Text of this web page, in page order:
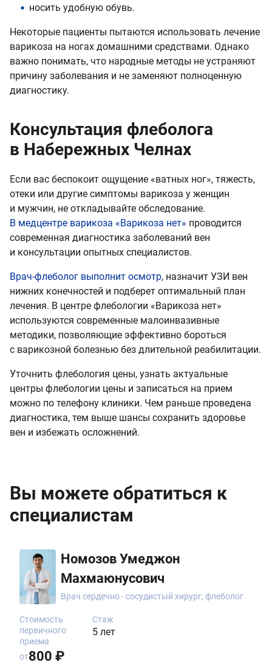
носить удобную обувь.
Некоторые пациенты пытаются использовать лечение
варикоза на ногах домашними средствами. Однако
важно понимать, что народные методы не устраняют
причину заболевания и не заменяют полноценную
диагностику.
Консультация флеболога
в Набережных Челнах
Если вас беспокоит ощущение «ватных ног», тяжесть,
отеки или другие симптомы варикоза у женщин
и мужчин, не откладывайте обследование.
В медцентре варикоза «Варикоза нет» проводится
современная диагностика заболеваний вен
и консультации опытных специалистов.
Врач-флеболог выполнит осмотр, назначит УЗИ вен
нижних конечностей и подберет оптимальный план
лечения. В центре флебологии «Варикоза нет»
используются современные малоинвазивные
методики, позволяющие эффективно бороться
с варикозной болезнью без длительной реабилитации.
Уточнить флебология цены, узнать актуальные
центры флебологии цены и записаться на прием
можно по телефону клиники. Чем раньше проведена
диагностика, тем выше шансы сохранить здоровье
вен и избежать осложнений.
Вы можете обратиться к
специалистам
Номозов Умеджон
Махмаюнусович
Врач сердечно - сосудистый хирург, флеболог
Стаж
5 лет
Стоимость
первичного
приема
от800 ₽